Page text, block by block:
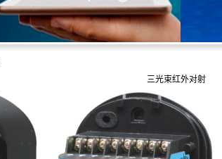
三光束红外对射